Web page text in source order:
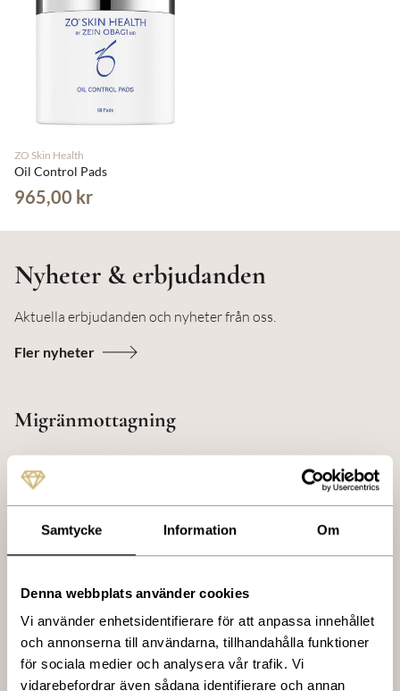
Samtycke Information Om
Denna webbplats använder cookies
Vi använder enhetsidentifierare för att anpassa innehållet
och annonserna till användarna, tillhandahålla funktioner
för sociala medier och analysera vår trafik. Vi
vidarebefordrar även sådana identifierare och annan
ZO Skin Health
Oil Control Pads
965,00 kr
Nyheter & erbjudanden
Aktuella erbjudanden och nyheter från oss.
Fler nyheter
Migränmottagning
Vi erbjuder medicinsk behandling mot kronisk migrän. Innan du
kan behandlas hos oss ska du vara utredd sedan tidigare samt
fått en migrändiagnos. Hos oss träffar du vår ansvariga läkare
en gång per år och cirka var tredje månad en sjuksköterska för
kan starta upp din behandling. Dessa medicinska
behandlingar bokas över telefon, här har vi viss
väntetid.Du hämtar själv ut Botox på recept, och
besöket hos oss kostar 1850:- till